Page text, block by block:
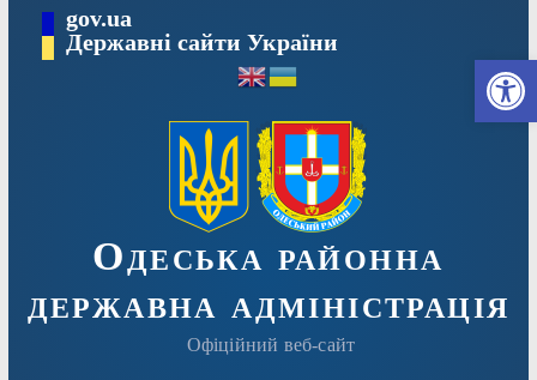
Перейтиgov.ua
Державні сайти України
Одеська районна
державна адміністрація
Офіційний веб-сайт